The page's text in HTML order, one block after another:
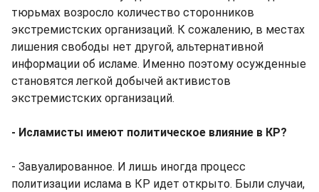
тюрьмах возросло количество сторонников
экстремистских организаций. К сожалению, в местах
лишения свободы нет другой, альтернативной
информации об исламе. Именно поэтому осужденные
становятся легкой добычей активистов
экстремистских организаций.
- Исламисты имеют политическое влияние в КР?
- Завуалированное. И лишь иногда процесс
политизации ислама в КР идет открыто. Были случаи,